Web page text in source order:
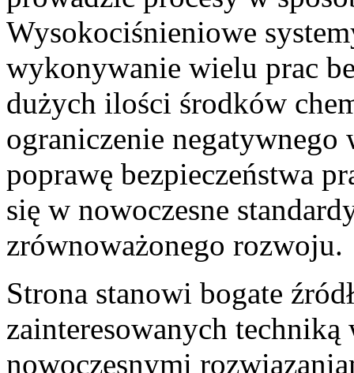
Wysokociśnieniowe
wykonywanie wielu prac
dużych ilości środków
ograniczenie negatywnego
poprawę bezpieczeństwa
się w nowoczesne
zrównoważonego rozwoju.
Strona stanowi bogate
zainteresowanych
nowoczesnymi